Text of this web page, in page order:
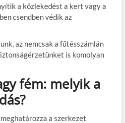
a közlekedést a kert vagy a
csendben védik az
az nemcsak a fűtésszámlán
is komolyan
fém: melyik a
a szerkezet